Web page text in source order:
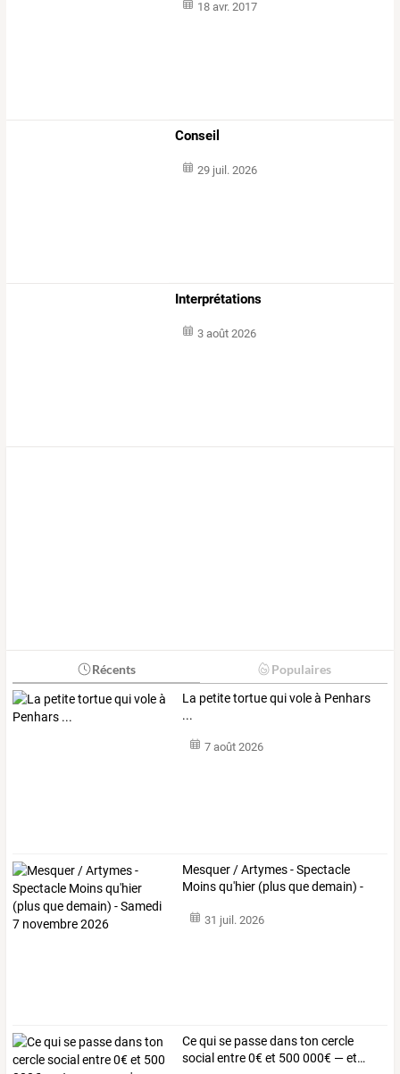
18 avr. 2017
Conseil
29 juil. 2026
Interprétations
3 août 2026
Récents Populaires
La petite tortue qui vole à Penhars
...
7 août 2026
Mesquer /Artymes-Spectacle
Moinsqu'hier (plusquedemain) -
31 juil. 2026
Cequise passedanston cercle
social entre0€et 500 000€ —et…